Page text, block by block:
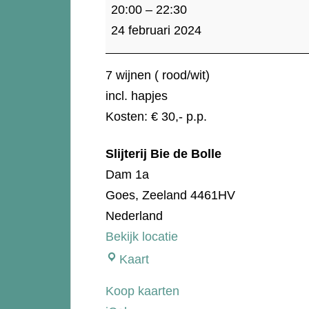
24
feb:
20:00 – 22:30
24 februari 2024
7 wijnen ( rood/wit)
incl. hapjes
Kosten: € 30,- p.p.
Slijterij Bie de Bolle
Dam 1a
Goes, Zeeland 4461HV
Nederland
Bekijk locatie
KaartSlijterij
de
Koop kaarten